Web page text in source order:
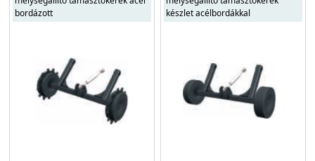
bordázott
készlet acélbordákkal